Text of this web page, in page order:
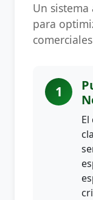
Un
para
comerciales
1